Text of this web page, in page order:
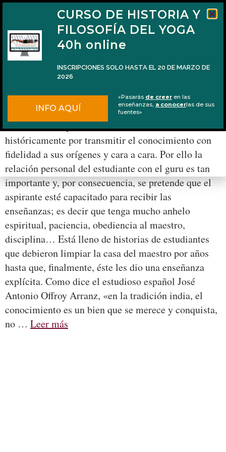
Las enseñanzas secretas del yoga y el
ejemplo de Rāmānuja
La tradición espiritual hindú se ha caracterizado
históricamente por transmitir el conocimiento con
fidelidad a sus orígenes y cara a cara. Por ello la
relación personal del estudiante con el guru es tan
importante y, por consecuencia, se pretende que el
aspirante esté capacitado para recibir las
enseñanzas; es decir que tenga mucho anhelo
espiritual, paciencia, obediencia al maestro,
disciplina… Está lleno de historias de estudiantes
que debieron limpiar la casa del maestro por años
hasta que, finalmente, éste les dio una enseñanza
explícita. Como dice el estudioso español José
Antonio Offroy Arranz, «en la tradición india, el
conocimiento es un bien que se merece y conquista,
no … Leer más
CURSO DE HISTORIA Y
FILOSOFÍA DEL YOGA
40h online
INSCRIPCIONES SOLO HASTA EL 20 DE MARZO DE
2026
INFO AQUÍ
«Pasarás de creer en las
enseñanzas, a conocerlas de sus
fuentes»